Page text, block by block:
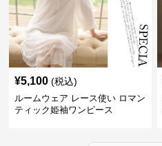
¥5,100 (税込)
ルームウェア レース使い ロマン
ティック姫袖ワンピース